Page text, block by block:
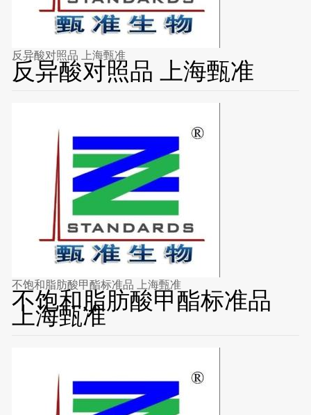
反异酸对照品 上海甄准
反异酸对照品 上海甄准
不饱和脂肪酸甲酯标准品 上海甄准
不饱和脂肪酸甲酯标准品
上海甄准